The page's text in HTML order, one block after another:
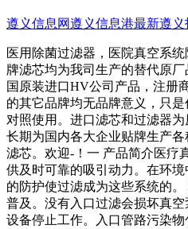
遵义信息网遵义信息港最新遵义
医用除菌过滤器，医院真空系
牌滤芯均为我司生产的替代原
国原装进口HV公司产品，注册
的其它品牌均无品牌意义，只
对照使用。进口滤芯和过滤器
长期为国内各大企业贴牌生产
滤芯。欢迎-！一 产品简介医疗
供及时可靠的吸引动力。在环
的防护使过滤成为这些系统的
普及。没有入口过滤会损坏真
设备停止工作。入口管路污染